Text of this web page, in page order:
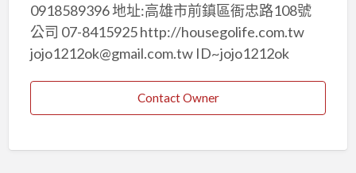
0918589396 地址:高雄市前鎮區衙忠路108號
公司 07-8415925 http://housegolife.com.tw
jojo1212ok@gmail.com.tw ID~jojo1212ok
Contact Owner